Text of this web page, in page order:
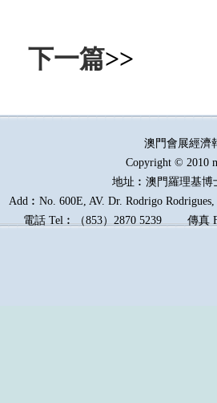
下一篇>>
澳門會展經
Copyright © 2010
地址︰澳門羅理基博
Add︰No. 600E, AV. Dr. Rodrigo
電話 Tel︰（853）2870 5239傳真